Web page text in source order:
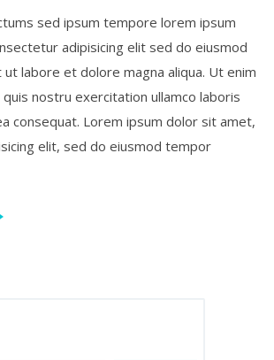
sed ipsum tempore lorem ipsum
adipisicing elit sed do eiusmod
labore et dolore magna aliqua. Ut enim
quis nostru exercitation ullamco laboris
consequat. Lorem ipsum dolor sit amet,
elit, sed do eiusmod tempor